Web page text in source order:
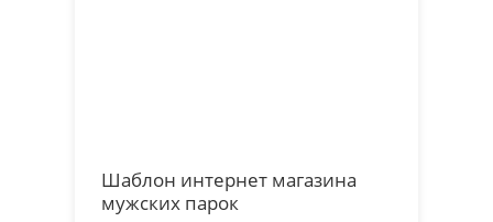
Шаблон интернет магазина
мужских парок